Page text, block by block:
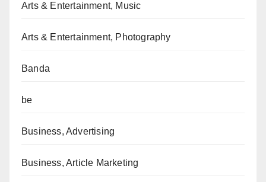
Arts & Entertainment, Music
Arts & Entertainment, Photography
Banda
be
Business, Advertising
Business, Article Marketing